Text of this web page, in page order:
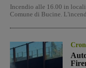
Incendio alle 16.00 in
Comune di Bucine.